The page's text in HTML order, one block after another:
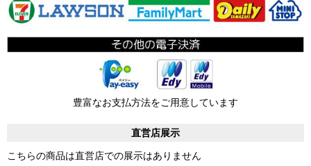
豊富なお支払方法をご用意しています
直営店展示
こちらの商品は直営店での展示はありません